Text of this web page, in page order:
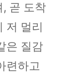
곧 도착
저 멀리
은 질감
련하고